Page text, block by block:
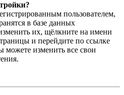
пользователем,
в базе данных
их, щёлкните на имени
и перейдите по ссылке
можете изменить все свои